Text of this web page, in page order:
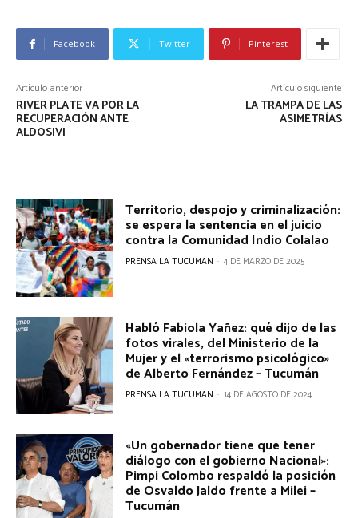
Facebook Twitter Pinterest
Artículo anterior
RIVER PLATE VA POR LA
RECUPERACIÓN ANTE
ALDOSIVI
Artículo siguiente
LA TRAMPA DE LAS
ASIMETRÍAS
Territorio, despojo y criminalización:
se espera la sentencia en el juicio
contra la Comunidad Indio Colalao
PRENSA LA TUCUMAN - 4 DE MARZO DE 2025
Habló Fabiola Yañez: qué dijo de las
fotos virales, del Ministerio de la
Mujer y el «terrorismo psicológico»
de Alberto Fernández – Tucumán
PRENSA LA TUCUMAN - 14 DE AGOSTO DE 2024
«Un gobernador tiene que tener
diálogo con el gobierno Nacional»:
Pimpi Colombo respaldó la posición
de Osvaldo Jaldo frente a Milei –
Tucumán